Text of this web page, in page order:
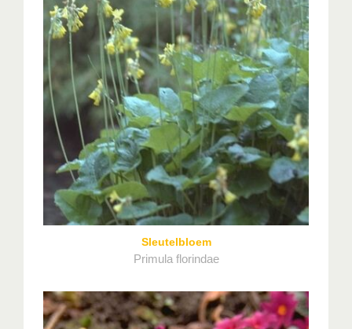
Sleutelbloem
Primula florindae